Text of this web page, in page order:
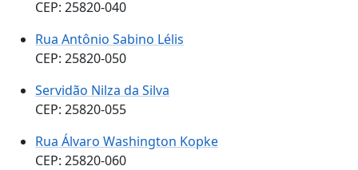
CEP: 25820-040
Rua Antônio Sabino Lélis
CEP: 25820-050
Servidão Nilza da Silva
CEP: 25820-055
Rua Álvaro Washington Kopke
CEP: 25820-060